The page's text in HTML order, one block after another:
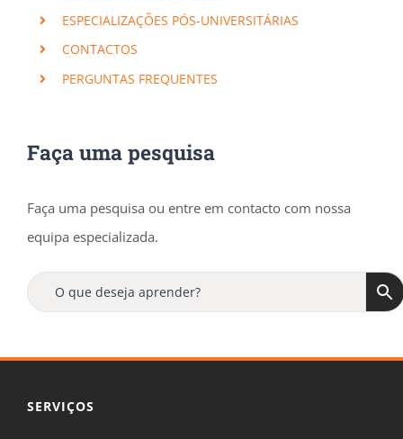
ESPECIALIZAÇÕES PÓS-UNIVERSITÁRIAS
CONTACTOS
PERGUNTAS FREQUENTES
Faça uma pesquisa
Faça uma pesquisa ou entre em contacto com nossa
equipa especializada.
SERVIÇOS